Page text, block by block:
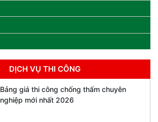
DỊCH VỤ THI CÔNG
Bảng giá thi công chống thấm chuyên
nghiệp mới nhất 2026